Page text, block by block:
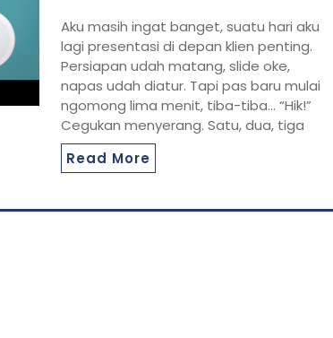
Aku masih ingat banget, suatu hari aku
lagi presentasi di depan klien penting.
Persiapan udah matang, slide oke,
napas udah diatur. Tapi pas baru mulai
ngomong lima menit, tiba-tiba… “Hik!”
Cegukan menyerang. Satu, dua, tiga
Read More